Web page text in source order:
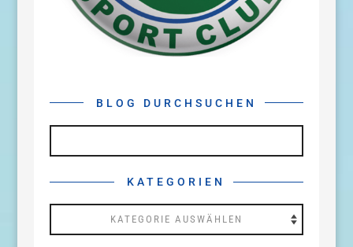
BLOG DURCHSUCHEN
KATEGORIEN